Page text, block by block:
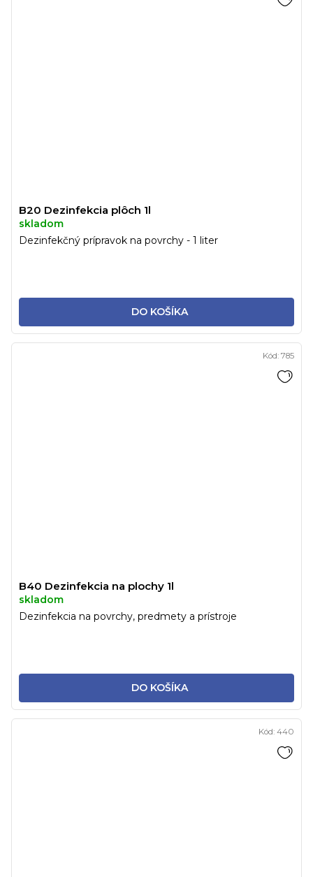
B20 Dezinfekcia plôch 1l
skladom
DO KOŠÍKA
Dezinfekčný prípravok na povrchy - 1 liter
B40 Dezinfekcia na plochy 1l
skladom
DO KOŠÍKA
Dezinfekcia na povrchy, predmety a prístroje
Kód: 785
Kód: 440